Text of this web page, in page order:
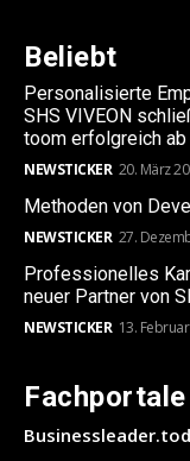
Beliebt
Personalisierte
SHS VIVEON
toom erfolgreich ab
NEWSTICKER 20. März
Methoden von
NEWSTICKER 27.
Professionelles
neuer Partner von
NEWSTICKER 13.
Fachportale